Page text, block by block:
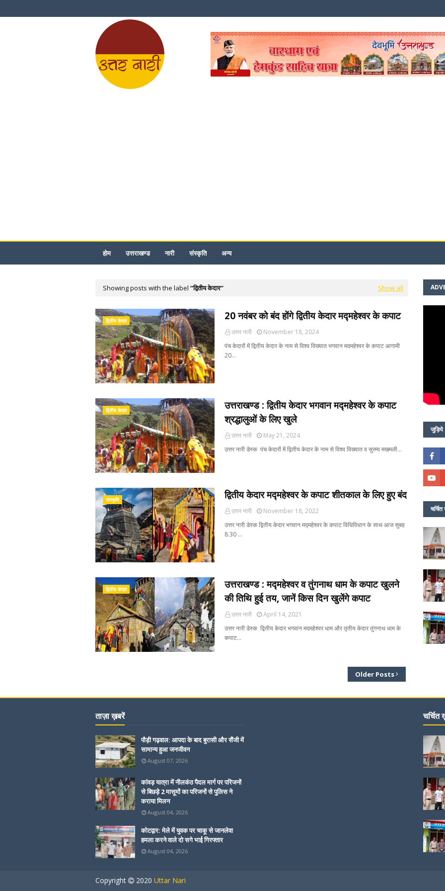
होम उत्तराखण्ड नारी संस्कृति अन्य
Showing posts with the label द्वितीय केदार Show all
द्वितीय केदार 20 नवंबर को बंद होंगे द्वितीय केदार मद्महेश्वर के कपाट
उत्तर नारी
November 18, 2024
पंच केदारों में द्वितीय केदार के नाम से विश्व विख्यात भगवान मदमहेश्वर के कपाट आगामी
20…
द्वितीय केदार
उत्तराखण्ड : द्वितीय केदार भगवान मद्महेश्वर के कपाट
श्रद्धालुओं के लिए खुले
उत्तर नारी
May 21, 2024
उत्तर नारी डेस्क पंच केदारों में द्वितीय केदार के नाम से विश्व विख्यात व सुरम्य मखमली…
संस्कृति द्वितीय केदार मद्महेश्वर के कपाट शीतकाल के लिए हुए बंद
उत्तर नारी
November 18, 2022
उत्तर नारी डेस्क द्वितीय केदार भगवान मद्महेश्वर के कपाट विधिविधान के साथ आज सुबह
8.30 …
द्वितीय केदार
उत्तराखण्ड : मद्महेश्वर व तुंगनाथ धाम के कपाट खुलने
की तिथि हुई तय, जानें किस दिन खुलेंगे कपाट
उत्तर नारी
April 14, 2021
उत्तर नारी डेस्क द्वितीय केदार भगवान मदमहेश्वर धाम और तृतीय केदार तुंगनाथ धाम के
कपाट…
Older Posts
जुड़िये
ताज़ा ख़बरें
पौड़ी गढ़वाल: आपदा के बाद बुरासी और सैंजी में
सामान्य हुआ जनजीवन
August 07, 2026
कांवड़ यात्रा में नीलकंठ पैदल मार्ग पर परिजनों
से बिछड़े 2 मासूमों का परिजनों से पुलिस ने
कराया मिलन
August 04, 2026
कोटद्वार: मेले में युवक पर चाकू से जानलेवा
हमला करने वाले दो सगे भाई गिरफ्तार
August 04, 2026
चर्चित
Copyright 2020 Uttar Nari